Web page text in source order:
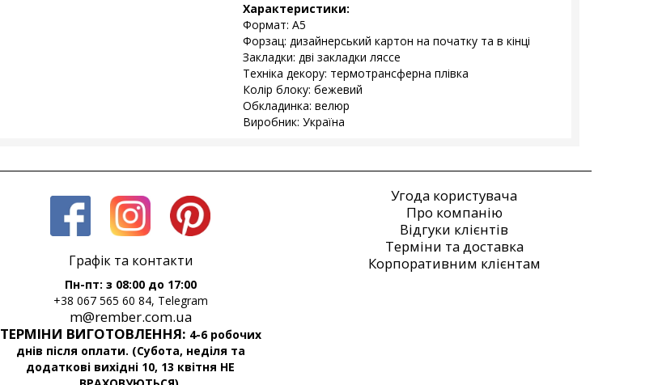
Характеристики:
Формат: А5
Форзац: дизайнерський картон на початку та в кінці
Закладки: дві закладки ляссе
Техніка декору: термотрансферна плівка
Колір блоку: бежевий
Обкладинка: велюр
Виробник: Україна
Графік та контакти
Пн-пт: з 08:00 до 17:00
+38 067 565 60 84, Telegram
m@rember.com.ua
ТЕРМІНИ ВИГОТОВЛЕННЯ: 4-6 робочих
днів після оплати. (Субота, неділя та
додаткові вихідні 10, 13 квітня НЕ
Угода користувача
Про компанію
Відгуки клієнтів
Терміни та доставка
Корпоративним клієнтам